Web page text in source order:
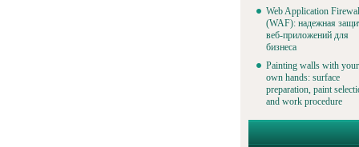
Web Application
(WAF): надежная
веб-приложений для
бизнеса
Painting walls with your
own hands: surface
preparation, paint
and work procedure